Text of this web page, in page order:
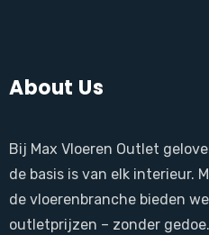
About Us
Bij Max Vloeren Outlet
de basis is van elk interieur.
de vloerenbranche bieden
outletprijzen – zonder gedoe.